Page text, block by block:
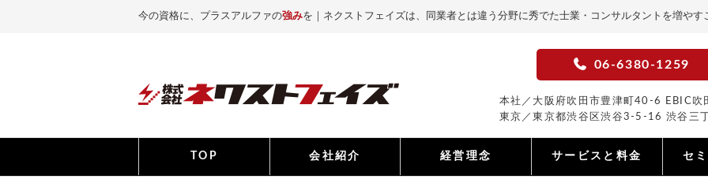
今の資格に、プラスアルファの強みを｜ネクストフェイズは、同業者とは違う分野に秀でた士業・コンサルタントを増や
06-6380-1259
本社／大阪府吹田市豊津町40-6 EBIC吹
東京／東京都渋谷区渋谷3-5-16 渋谷三
TOP 会社紹介 経営理念 サービスと料金 セ